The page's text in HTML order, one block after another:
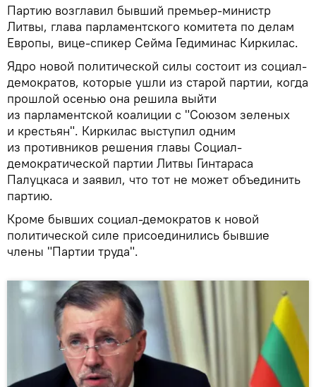
Партию возглавил бывший премьер-министр
Литвы, глава парламентского комитета по делам
Европы, вице-спикер Сейма Гедиминас Киркилас.
Ядро новой политической силы состоит из социал-
демократов, которые ушли из старой партии, когда
прошлой осенью она решила выйти
из парламентской коалиции с "Союзом зеленых
и крестьян". Киркилас выступил одним
из противников решения главы Социал-
демократической партии Литвы Гинтараса
Палуцкаса и заявил, что тот не может объединить
партию.
Кроме бывших социал-демократов к новой
политической силе присоединились бывшие
члены "Партии труда".